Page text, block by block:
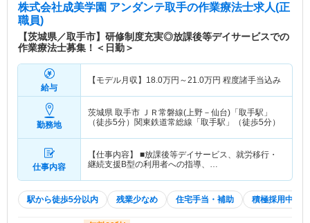
株式会社成美学園 アンダンテ取手の作業療法士求人(正
職員)
【茨城県／取手市】研修制度充実◎放課後等デイサービスでの
作業療法士募集！＜日勤＞
給与
【モデル月収】 18.0万円～21.0万円 程度諸手当込み
勤務地
茨城県 取手市
ＪＲ常磐線(上野－仙台)「取手駅」
（徒歩5分）関東鉄道常総線「取手駅」（徒歩5分）
仕事内容
【仕事内容】 ■放課後等デイサービス、就労移行・
継続支援B型の利用者への指導、…
駅から徒歩5分以内 残業少なめ 住宅手当・補助 積極採用中